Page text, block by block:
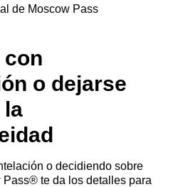
de Moscow Pass
con
o dejarse
la
o decidiendo sobre
Pass® te da los detalles para